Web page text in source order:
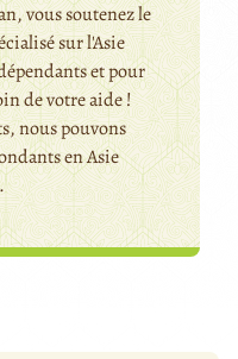
vous soutenez le
sur l'Asie
et pour
de votre aide !
nous pouvons
en Asie